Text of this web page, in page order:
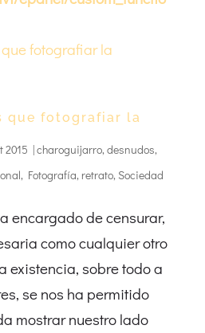
que fotografiar la
2015 |charoguijarro,desnudos,
, Fotografía, retrato, Sociedad
encargado de censurar,
como cualquier otro
existencia, sobre todo a
se nos ha permitido
mostrar nuestro lado